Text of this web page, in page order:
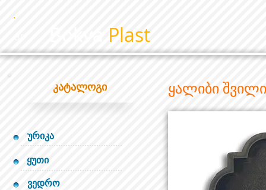
Plast
კატალოგი
ურიკა
ყუთი
ვედრო
ყალიბი შვილი